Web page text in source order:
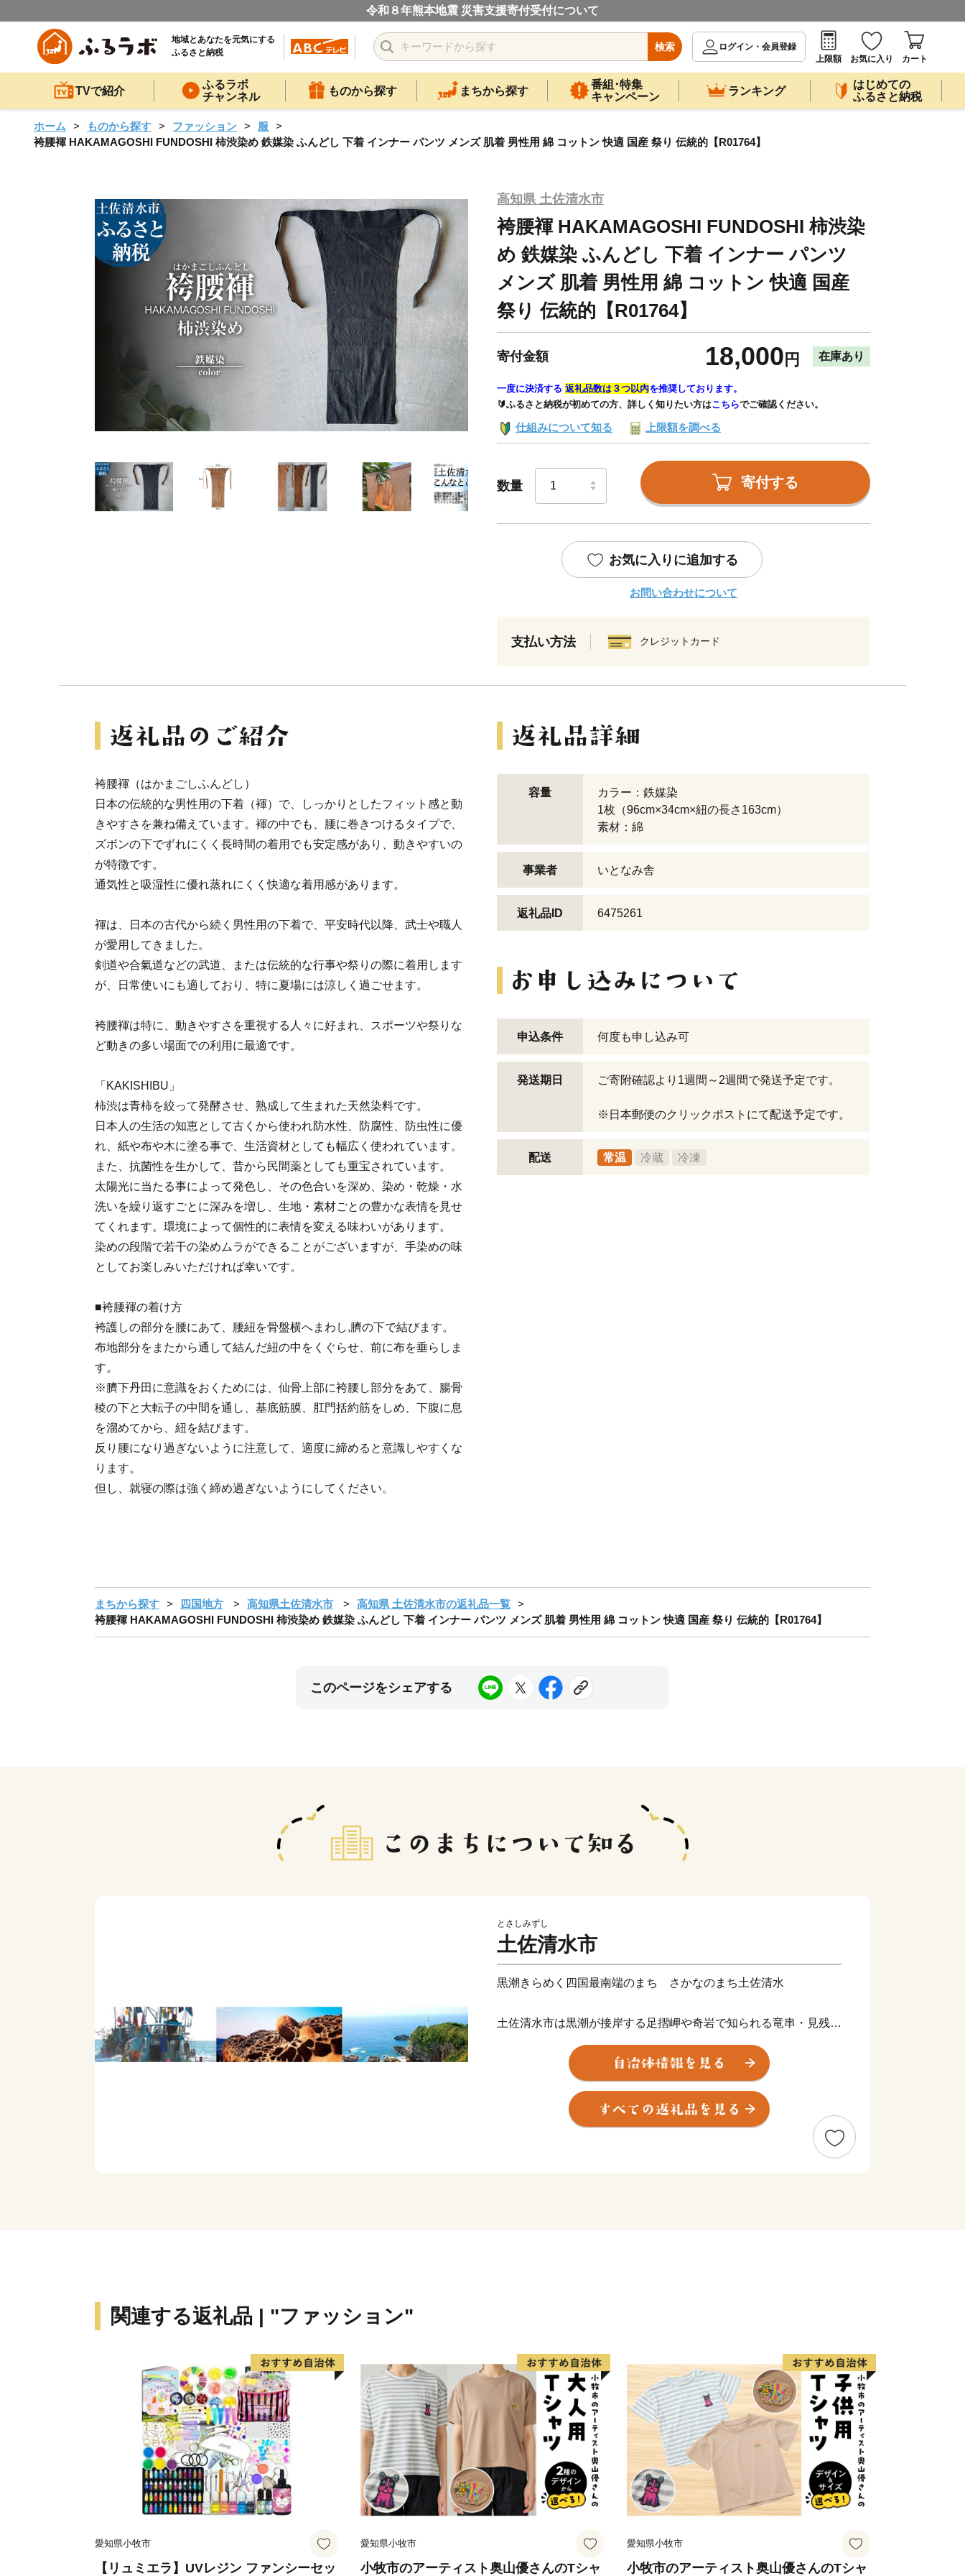
令和８年熊本地震 災害支援寄付受付について
地域とあなたを元気にする
ふるさと納税
検索
ログイン・会員登録
上限額
お気に入り カート
TVで紹介
ふるラボ
チャンネル
ものから探す まちから探す
番組･特集
キャンペーン
ランキング
はじめての
ふるさと納税
ホーム ものから探す ファッション
服
袴腰褌 HAKAMAGOSHI FUNDOSHI 柿渋染め 鉄媒染 ふんどし 下着 インナー パンツ メンズ 肌着 男性用 綿 コットン 快適 国産 祭り 伝統的【R01764】
高知県 土佐清水市
袴腰褌 HAKAMAGOSHI FUNDOSHI 柿渋染
め 鉄媒染 ふんどし 下着 インナー パンツ
メンズ 肌着 男性用 綿 コットン 快適 国産
祭り 伝統的【R01764】
寄付金額 18,000 円 在庫あり
一度に決済する 返礼品数は３つ以内を推奨しております。
🔰ふるさと納税が初めての方、詳しく知りたい方はこちらでご確認ください。
仕組みについて知る 上限額を調べる
数量 寄付する
お気に入りに追加する
お問い合わせについて
支払い方法 クレジットカード
袴腰褌（はかまごしふんどし）
日本の伝統的な男性用の下着（褌）で、しっかりとしたフィット感と動
きやすさを兼ね備えています。褌の中でも、腰に巻きつけるタイプで、
ズボンの下でずれにくく長時間の着用でも安定感があり、動きやすいの
が特徴です。
通気性と吸湿性に優れ蒸れにくく快適な着用感があります。
褌は、日本の古代から続く男性用の下着で、平安時代以降、武士や職人
が愛用してきました。
剣道や合氣道などの武道、または伝統的な行事や祭りの際に着用します
が、日常使いにも適しており、特に夏場には涼しく過ごせます。
袴腰褌は特に、動きやすさを重視する人々に好まれ、スポーツや祭りな
ど動きの多い場面での利用に最適です。
「KAKISHIBU」
柿渋は青柿を絞って発酵させ、熟成して生まれた天然染料です。
日本人の生活の知恵として古くから使われ防水性、防腐性、防虫性に優
れ、紙や布や木に塗る事で、生活資材としても幅広く使われています。
また、抗菌性を生かして、昔から民間薬としても重宝されています。
太陽光に当たる事によって発色し、その色合いを深め、染め・乾燥・水
洗いを繰り返すごとに深みを増し、生地・素材ごとの豊かな表情を見せ
てくれます。環境によって個性的に表情を変える味わいがあります。
染めの段階で若干の染めムラができることがございますが、手染めの味
としてお楽しみいただければ幸いです。
■袴腰褌の着け方
袴護しの部分を腰にあて、腰紐を骨盤横へまわし,臍の下で結びます。
布地部分をまたから通して結んだ紐の中をくぐらせ、前に布を垂らしま
す。
※臍下丹田に意識をおくためには、仙骨上部に袴腰し部分をあて、腸骨
稜の下と大転子の中間を通し、基底筋膜、肛門括約筋をしめ、下腹に息
を溜めてから、紐を結びます。
反り腰になり過ぎないように注意して、適度に締めると意識しやすくな
ります。
但し、就寝の際は強く締め過ぎないようにしてください。
容量
カラー：鉄媒染
1枚（96cm×34cm×紐の長さ163cm）
素材：綿
事業者 いとなみ舎
返礼品ID 6475261
申込条件 何度も申し込み可
発送期日 ご寄附確認より1週間～2週間で発送予定です。
※日本郵便のクリックポストにて配送予定です。
配送 常温 冷蔵 冷凍
まちから探す 四国地方 高知県土佐清水市
高知県 土佐清水市の返礼品一覧
袴腰褌 HAKAMAGOSHI FUNDOSHI 柿渋染め 鉄媒染 ふんどし 下着 インナー パンツ メンズ 肌着 男性用 綿 コットン 快適 国産 祭り 伝統的【R01764】
このページをシェアする
とさしみずし
土佐清水市
黒潮きらめく四国最南端のまち さかなのまち土佐清水
土佐清水市は黒潮が接岸する足摺岬や奇岩で知られる竜串・見残海
岸などのダイナミックな自然あふれるまちです。
足摺宇和海国立公園を有し、雄大な自然を生かした一次産業と観光
産業が中心で、”宗田節”の製造や”清水さば”が全国的にも有名で
足摺岬エリアの四国霊場八十八ヶ所三十八番札所金剛福寺や足摺温
『Instagram 』と 『facebook』を通して、本市の最新ふるさと納税
情報をお届けしております。
＃土佐清水市ふるさと納税 で是非ご検索ください。
皆様の『いいね！』や『シェア』、『感想のご投稿』などお待ちし
ております。
関連する返礼品 | "ファッション"
愛知県小牧市
【リュミエラ】UVレジン ファンシーセッ
愛知県小牧市
小牧市のアーティスト奥山優さんのTシャ
愛知県小牧市
小牧市のアーティスト奥山優さんのTシャ